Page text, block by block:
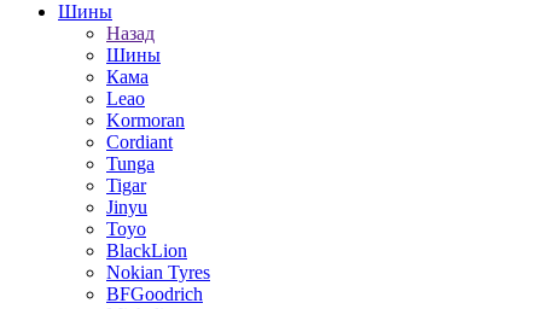
Шины
Назад
Шины
Кама
Leao
Kormoran
Cordiant
Tunga
Tigar
Jinyu
Toyo
BlackLion
Nokian Tyres
BFGoodrich